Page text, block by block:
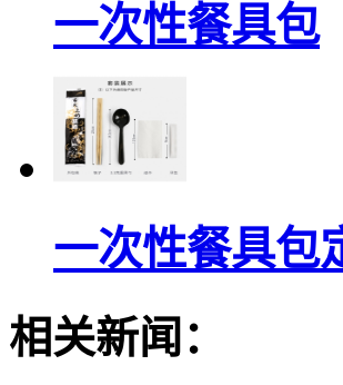
一次性餐具包
一次性餐具包
相关新闻：